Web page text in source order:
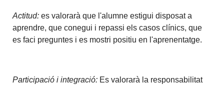
Actitud: es valorarà que l'alumne estigui disposat a
aprendre, que conegui i repassi els casos clínics, que
es faci preguntes i es mostri positiu en l'aprenentatge.
Participació i integració: Es valorarà la responsabilitat